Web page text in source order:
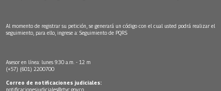
Al momento de registrar su petición, se generará un código con el cual usted podrá realizar el
seguimiento, para ello, ingrese a: Seguimiento de PQRS
Asesor en línea: lunes 9:30 a.m. - 12 m
(+57) (601) 2200700
Correo de notificaciones judiciales:
notificacionesjudiciales@rtvc.gov.co